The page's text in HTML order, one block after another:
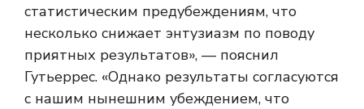
статистическим предубеждениям, что
несколько снижает энтузиазм по поводу
приятных результатов», — пояснил
Гутьеррес. «Однако результаты согласуются
с нашим нынешним убеждением, что